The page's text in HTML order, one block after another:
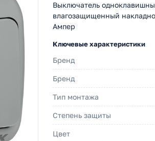
Выключатель
влагозащищенный
Ампер
Ключевые характеристики
Бренд
Бренд
Тип монтажа
Степень защиты
Цвет